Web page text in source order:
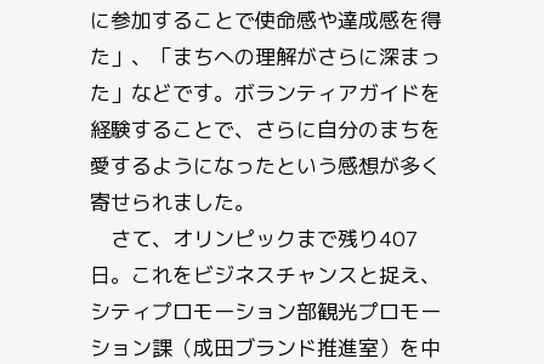
に参加することで使命感や達成感を得
た」、「まちへの理解がさらに深まっ
た」などです。ボランティアガイドを
経験することで、さらに自分のまちを
愛するようになったという感想が多く
寄せられました。
さて、オリンピックまで残り407
日。これをビジネスチャンスと捉え、
シティプロモーション部観光プロモー
ション課（成田ブランド推進室）を中